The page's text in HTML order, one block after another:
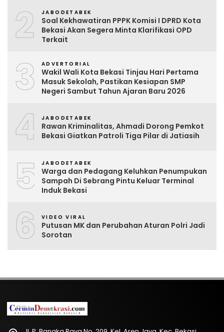
2 JABODETABEK
Soal Kekhawatiran PPPK Komisi I DPRD Kota
Bekasi Akan Segera Minta Klarifikasi OPD
Terkait
3 ADVERTORIAL
Wakil Wali Kota Bekasi Tinjau Hari Pertama
Masuk Sekolah, Pastikan Kesiapan SMP
Negeri Sambut Tahun Ajaran Baru 2026
4 JABODETABEK
Rawan Kriminalitas, Ahmadi Dorong Pemkot
Bekasi Giatkan Patroli Tiga Pilar di Jatiasih
5 JABODETABEK
Warga dan Pedagang Keluhkan Penumpukan
Sampah Di Sebrang Pintu Keluar Terminal
Induk Bekasi
6 VIDEO VIRAL
Putusan MK dan Perubahan Aturan Polri Jadi
Sorotan